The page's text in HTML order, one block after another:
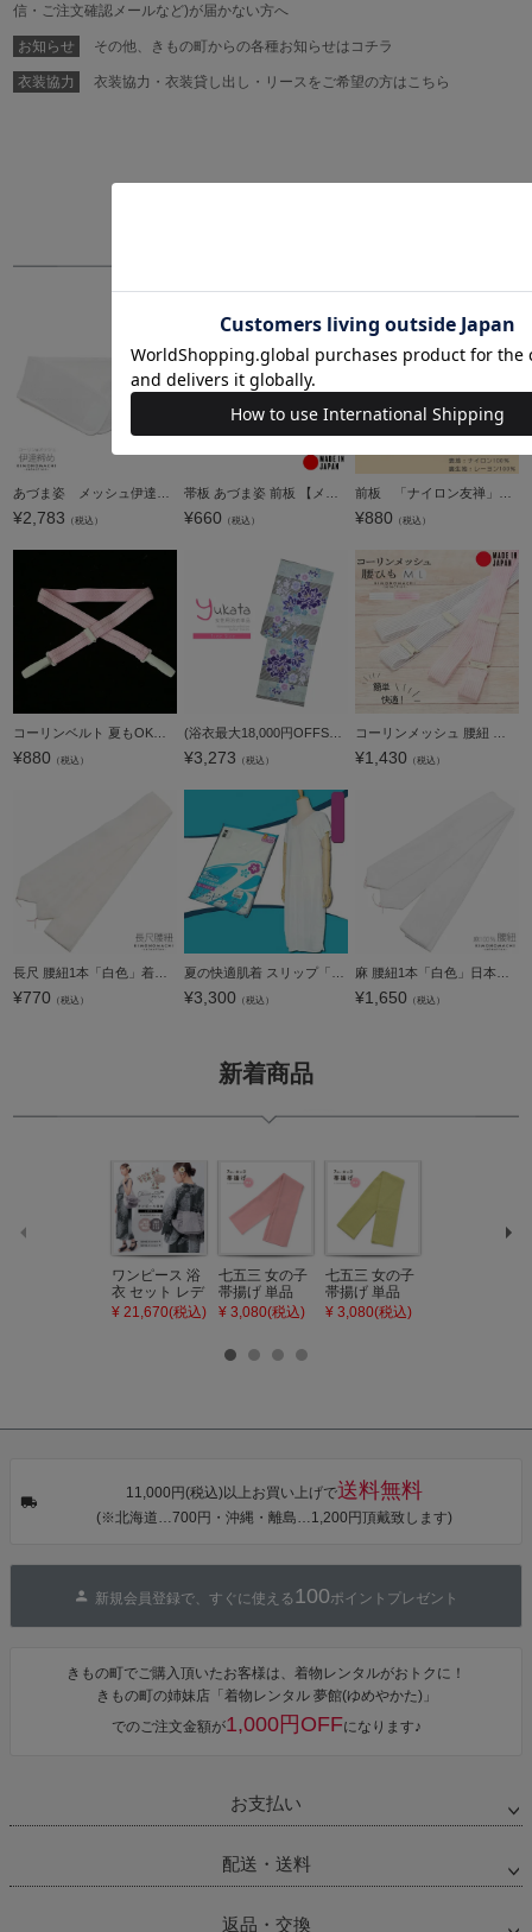
信・ご注文確認メールなど)が届かない方へ
お知らせ その他、きもの町からの各種お知らせはコチラ
衣装協力 衣装協力・衣装貸し出し・リースをご希望の方はこちら
¥2,783 （税込） ¥660 （税込） ¥880 （税込）
¥880 （税込） ¥3,273 （税込） ¥1,430 （税込）
¥770 （税込） ¥3,300 （税込）
麻 腰紐1本「白色」日本製 着物の着付けに こしひも 麻100％ 【メール便対応可】＜R＞
¥1,650 （税込）
新着商品
ワンピース 浴
衣 セット レデ
ィース 吸水速
タン・夜の葉
カシュクール
ワンピース 簡
単着付け 大人
¥ 21,670(税込)
七五三 女の子
帯揚げ 単品
「灰桃色」日
びあげ 和装 着
【メール便不
¥ 3,080(税込)
七五三 女の子
帯揚げ 単品
「若葉色」日
【メール便不
¥ 3,080(税込)
【メール便不
11,000円(税込)以上お買い上げで送料無料
(※北海道…700円・沖縄・離島…1,200円頂戴致します)
新規会員登録で、すぐに使える 100ポイントプレゼント
きもの町でご購入頂いたお客様は、着物レンタルがおトクに！
きもの町の姉妹店「着物レンタル 夢館(ゆめやかた)」
でのご注文金額が1,000円OFFになります♪
お支払い
配送・送料
返品・交換